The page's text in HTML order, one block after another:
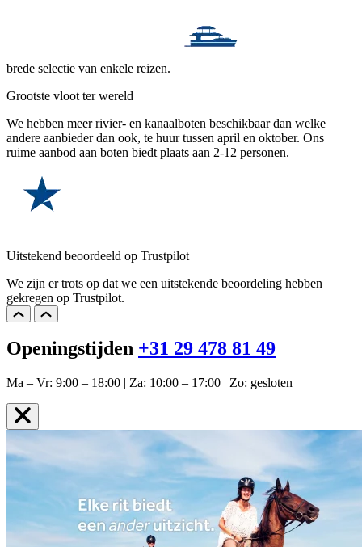
brede selectie van enkele reizen.
Grootste vloot ter wereld
We hebben meer rivier- en kanaalboten beschikbaar dan welke
andere aanbieder dan ook, te huur tussen april en oktober. Ons
ruime aanbod aan boten biedt plaats aan 2-12 personen.
Uitstekend beoordeeld op Trustpilot
We zijn er trots op dat we een uitstekende beoordeling hebben
gekregen op Trustpilot.
Openingstijden +31 29 478 81 49
Ma – Vr: 9:00 – 18:00 | Za: 10:00 – 17:00 | Zo: gesloten